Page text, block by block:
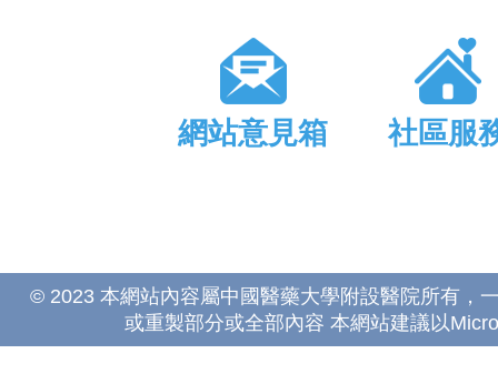
網站意見箱 社區服
© 2023 本網站內容屬中國醫藥大學附設醫院所有，
或重製部分或全部內容 本網站建議以